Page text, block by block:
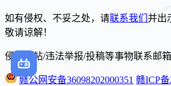
如有侵权、不妥之处，请联系我们 并出
敬请谅解！
侵权删帖/违法举报/投稿等事物联系邮箱
赣公网安备36098202000351 赣ICP备